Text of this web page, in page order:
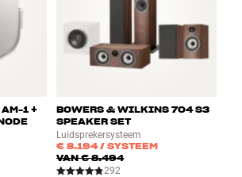
1 +
BOWERS & WILKINS 704 S3
SPEAKER SET
Luidsprekersysteem
€ 8.194/ SYSTEEM
VAN€ 8.494
292